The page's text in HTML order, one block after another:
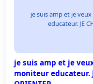
je suis amp et je
educateur. JE
je suis amp et je
moniteur educateur.